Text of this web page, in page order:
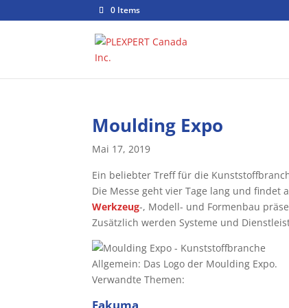
0 Items
Moulding Expo
Mai 17, 2019
Ein beliebter Treff für die
Die Messe geht vier Tage lang und findet
Werkzeug-, Modell- und Formenbau
Zusätzlich werden Systeme und
Allgemein: Das Logo der Moulding Expo.
Verwandte Themen: